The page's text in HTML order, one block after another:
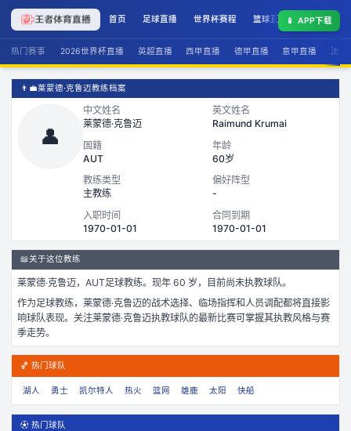
首页 足球直播 世界杯赛程 篮球直播 联赛积分
📱 APP下载
热门赛事 2026世界杯直播 英超直播 西甲直播 德甲直播 意甲直播 法甲
👨‍💼莱蒙德·克鲁迈教练档案
👤
中文姓名
莱蒙德·克鲁迈
英文姓名
Raimund Krumai
国籍
AUT
年龄
60岁
教练类型
主教练
偏好阵型
-
入职时间
1970-01-01
合同到期
1970-01-01
📖关于这位教练
莱蒙德·克鲁迈， AUT足球教练。 现年 60 岁，
目前尚未执教球队。
作为足球教练， 莱蒙德·克鲁迈的战术选择、临场指挥和人员调配都将直接影
响球队表现。关注莱蒙德·克鲁迈执教球队的最新比赛可掌握其执教风格与赛
季走势。
🏀 热门球队
湖人 勇士 凯尔特人 热火 篮网 雄鹿 太阳 快船
⚽ 热门球队